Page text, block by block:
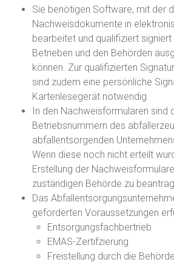
Sie benötigen Software, mit der
Nachweisdokumente in
bearbeitet und qualifiziert
Betrieben und den Behörden
können. Zur qualifizierten
sind zudem eine persönliche
Kartenlesegerät notwendig.
In den Nachweisformularen sind
Betriebsnummern des
abfallentsorgenden
Wenn diese noch nicht erteilt
Erstellung der
zuständigen Behörde zu
Das
geforderten Voraussetzungen
Entsorgungsfachbertrieb
EMAS-Zertifzierung
Freistellung durch die Behörde